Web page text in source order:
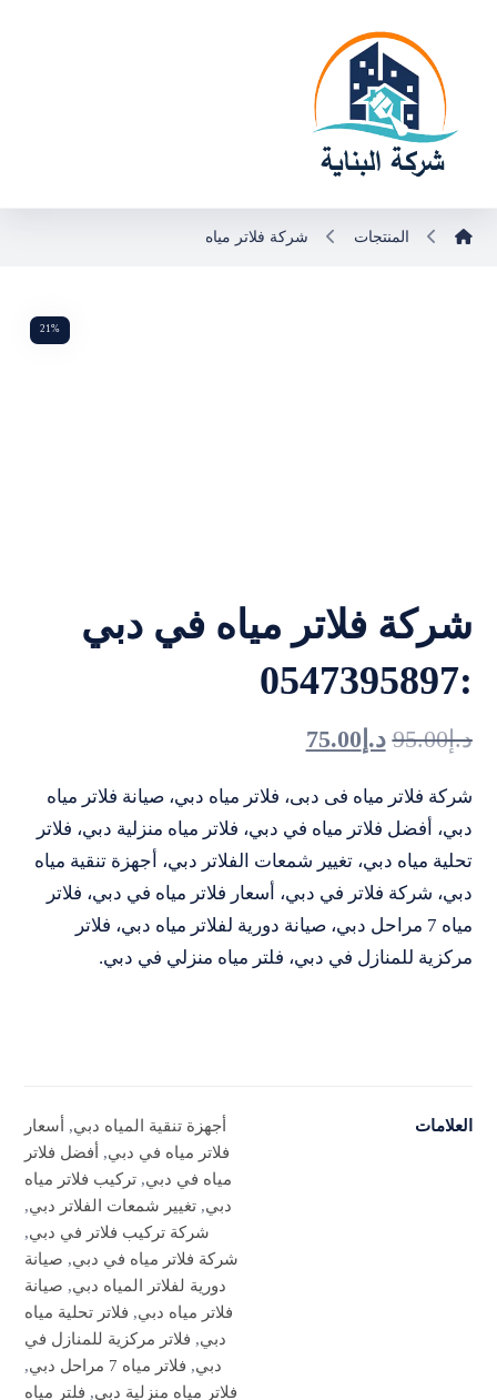
المنتجات شركة فلاتر مياه
21%
شركة فلاتر مياه في دبي
:0547395897
د.إ95.00 د.إ 75.00
شركة فلاتر مياه فى دبى، فلاتر مياه دبي، صيانة فلاتر مياه
دبي، أفضل فلاتر مياه في دبي، فلاتر مياه منزلية دبي، فلاتر
تحلية مياه دبي، تغيير شمعات الفلاتر دبي، أجهزة تنقية مياه
دبي، شركة فلاتر في دبي، أسعار فلاتر مياه في دبي، فلاتر
مياه 7 مراحل دبي، صيانة دورية لفلاتر مياه دبي، فلاتر
مركزية للمنازل في دبي، فلتر مياه منزلي في دبي.
العلامات أجهزة تنقية المياه دبي, أسعار
فلاتر مياه في دبي, أفضل فلاتر
مياه في دبي, تركيب فلاتر مياه
دبي, تغيير شمعات الفلاتر دبي,
شركة تركيب فلاتر في دبي,
شركة فلاتر مياه في دبي, صيانة
دورية لفلاتر المياه دبي, صيانة
فلاتر مياه دبي, فلاتر تحلية مياه
دبي, فلاتر مركزية للمنازل في
دبي, فلاتر مياه 7 مراحل دبي
,
فلاتر مياه منزلية دبي, فلتر مياه